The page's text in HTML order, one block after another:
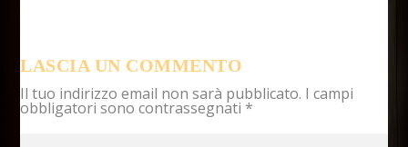
LASCIA UN COMMENTO
Il tuo indirizzo email non sarà pubblicato. I campi
obbligatori sono contrassegnati *